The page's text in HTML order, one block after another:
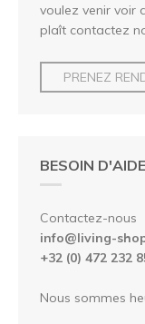
voulez venir voir
plaît contactez
PRENEZ
BESOIN
Contactez-nous
info@living-
+32 (0) 472 232
Nous sommes